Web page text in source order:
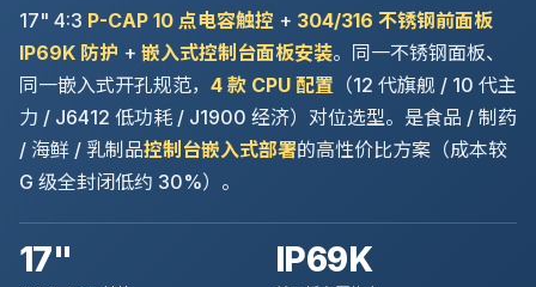
17" 4:3 P-CAP 10 点电容触控 + 304/316 不锈钢前面板
IP69K 防护 + 嵌入式控制台面板安装。同一不锈钢面板、
同一嵌入式开孔规范， 4 款 CPU 配置 （12 代旗舰 / 10 代主
力 / J6412 低功耗 / J1900 经济）对位选型。是食品 / 制药
/ 海鲜 / 乳制品控制台嵌入式部署的高性价比方案（成本较
G 级全封闭低约 30%）。
17" IP69K